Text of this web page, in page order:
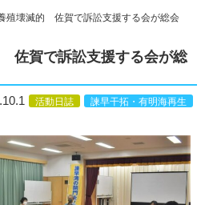
殖壊滅的 佐賀で訴訟支援する会が総会
佐賀で訴訟支援する会が総
活動日誌 諫早干拓・有明海再生